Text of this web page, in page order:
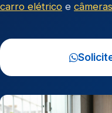
carro elétrico e